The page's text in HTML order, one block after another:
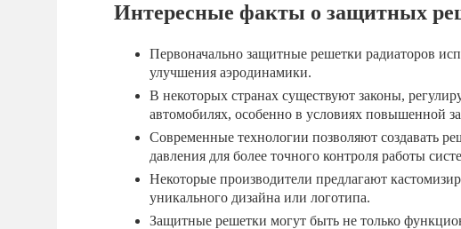
Интересные факты о защитных
Первоначально защитные решетки радиаторов
улучшения аэродинамики.
В некоторых странах существуют законы,
автомобилях, особенно в условиях повышенной
Современные технологии позволяют создавать
давления для более точного контроля работы
Некоторые производители предлагают
уникального дизайна или логотипа.
Защитные решетки могут быть не только